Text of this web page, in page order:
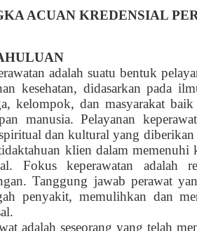
ACUAN KREDENSIAL
adalah suatu bentuk
kesehatan, didasarkan pada
kelompok, dan masyarakat
manusia. Pelayanan
dan kultural yang
klien dalam memenuhi
Fokus keperawatan adalah
Tanggung jawab perawat
penyakit, memulihkan dan
adalah seseorang yang telah